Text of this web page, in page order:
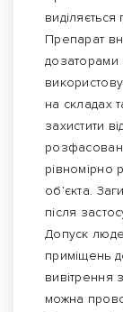
Препарат
дозаторами
на складах
захистити
рівномірно
об’єкта.
після
Допуск
приміщень
вивітрення
можна